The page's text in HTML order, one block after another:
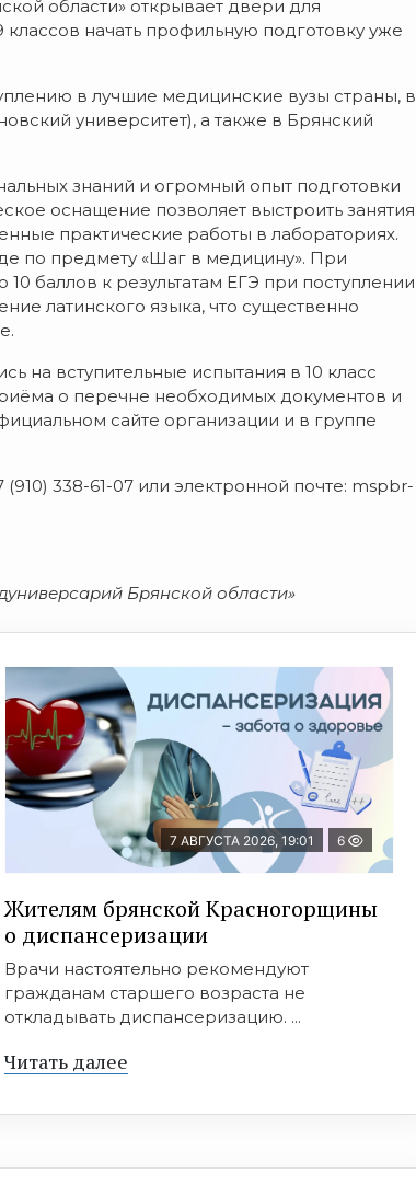
области» открывает двери для
начать профильную подготовку уже
в лучшие медицинские вузы страны, в
университет), а также в Брянский
знаний и огромный опыт подготовки
оснащение позволяет выстроить занятия
практические работы в лабораториях.
по предмету «Шаг в медицину». При
баллов к результатам ЕГЭ при поступлении
латинского языка, что существенно
на вступительные испытания в 10 класс
о перечне необходимых документов и
сайте организации и в группе
338-61-07 или электронной почте: mspbr-
Брянской области»
7 АВГУСТА 2026, 19:01 6
Жителям брянской Красногорщины
о диспансеризации
Врачи настоятельно рекомендуют
гражданам старшего возраста не
откладывать диспансеризацию. ...
Читать далее